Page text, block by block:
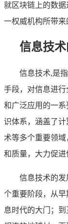
就区块链上的数
一权威机构所带来
信息技
信息技术,是
手段，对信息进
和广泛应用的一
识体系，涵盖了
术等多个重要领
和质量，大力促进
信息技术的
个重要阶段，从
息时代的大门；